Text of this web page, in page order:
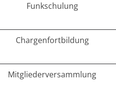
Funkschulung
Chargenfortbildung
Mitgliederversammlung